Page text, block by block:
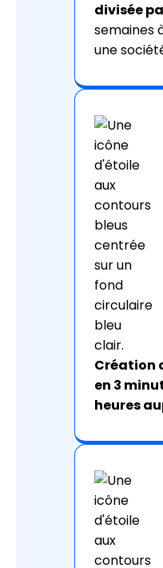
divisée
semaines
une
Création
en 3
heures